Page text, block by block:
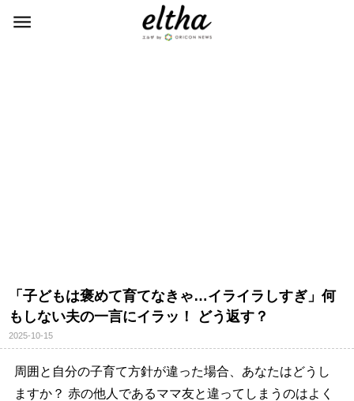
「子どもは褒めて育てなきゃ…イライラしすぎ」何
もしない夫の一言にイラッ！ どう返す？
2025-10-15
周囲と自分の子育て方針が違った場合、あなたはどうし
ますか？ 赤の他人であるママ友と違ってしまうのはよく